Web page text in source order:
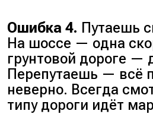
Ошибка 4. Путаешь
На шоссе — одна
грунтовой дороге —
Перепутаешь — всё
неверно. Всегда
типу дороги идёт